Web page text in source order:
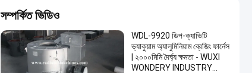
সম্পর্কিত ভিডিও
WDL-9920 ডিপ-ক্যাভিটি
ভ্যাকুয়াম অ্যালুমিনিয়াম ব্রেজিং ফার্নেস
| ২০০০মিমি দৈর্ঘ্য ক্ষমতা - WUXI
WONDERY INDUSTRY